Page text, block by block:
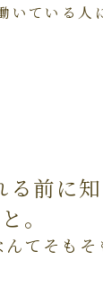
いている人
る前に
。
てそもそ